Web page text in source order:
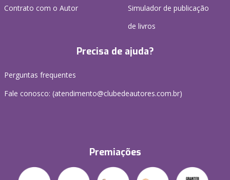
Contrato com o Autor
Simulador de publicação
de livros
Precisa de ajuda?
Perguntas frequentes
Fale conosco: (atendimento@clubedeautores.com.br)
Premiações